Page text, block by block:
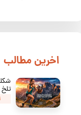
​اخرین مطالب